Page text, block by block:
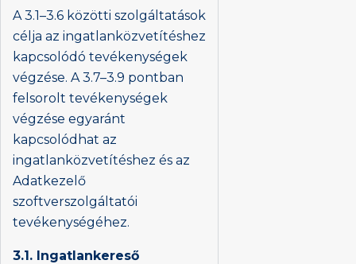
A 3.1–3.6 közötti szolgáltatások
célja az ingatlanközvetítéshez
kapcsolódó tevékenységek
végzése. A 3.7–3.9 pontban
felsorolt tevékenységek
végzése egyaránt
kapcsolódhat az
ingatlanközvetítéshez és az
Adatkezelő
szoftverszolgáltatói
tevékenységéhez.
3.1. Ingatlankereső